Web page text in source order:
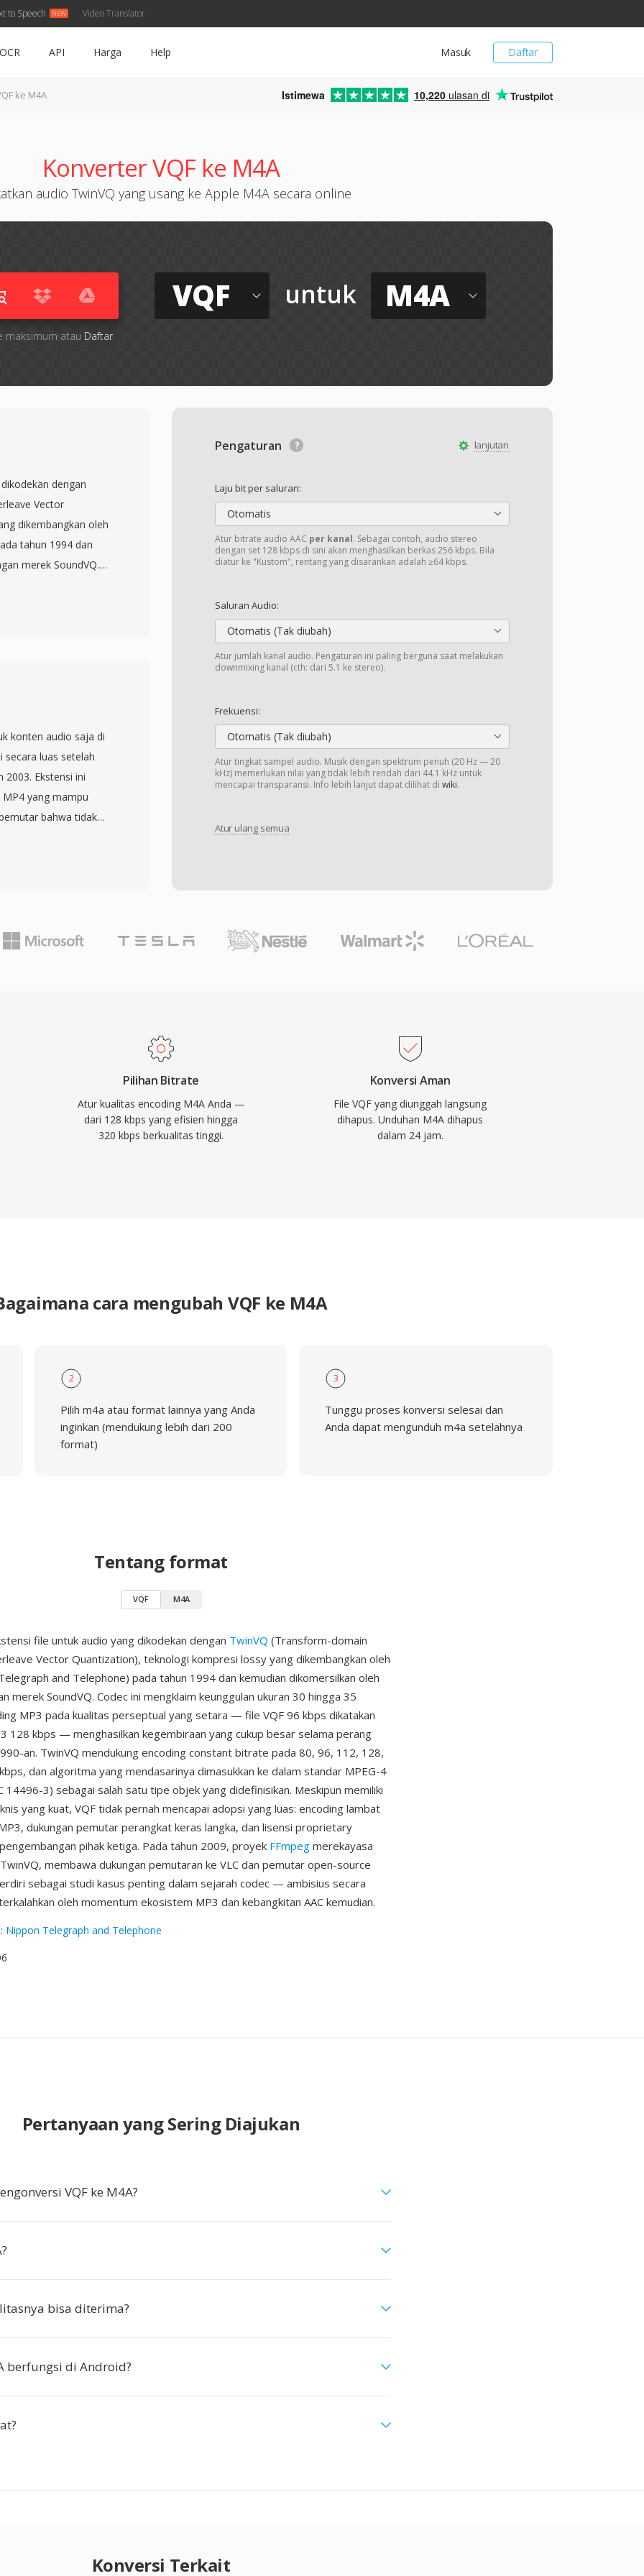
to Speech Video Translator
Daftar
Masuk
OCR API Harga Help
ke M4A Istimewa 10,220 ulasan di
Konverter VQF ke M4A
audio TwinVQ yang usang ke Apple M4A secara online
maksimum atau Daftar
VQF untuk M4A
lanjutan
Pengaturan
Laju bit per saluran:
Otomatis
Atur bitrate audio AAC per kanal. Sebagai contoh, audio stereo
dengan set 128 kbps di sini akan menghasilkan berkas 256 kbps. Bila
diatur ke "Kustom", rentang yang disarankan adalah ≥64 kbps.
Saluran Audio:
Otomatis (Tak diubah)
Atur jumlah kanal audio. Pengaturan ini paling berguna saat melakukan
downmixing kanal (cth: dari 5.1 ke stereo).
Frekuensi:
Otomatis (Tak diubah)
Atur tingkat sampel audio. Musik dengan spektrum penuh (20 Hz — 20
kHz) memerlukan nilai yang tidak lebih rendah dari 44.1 kHz untuk
mencapai transparansi. Info lebih lanjut dapat dilihat di wiki.
Atur ulang semua
dengan
Vector
dikembangkan oleh
tahun 1994 dan
merek SoundVQ.
hingga 35 persen
(ISO/IEC 14496-3)
pernah mencapai
MP3, dukungan
proprietary
tahun 2009,
membawa
source lainnya.
konten audio saja di
secara luas setelah
2003. Ekstensi ini
yang mampu
bahwa tidak
M4A paling umum
yang lebih
yang
dukungan pihak
dan sebagian besar
nyata yang
yang superior
kaya melalui struktur
mode ganda
Pilihan Bitrate
Atur kualitas encoding M4A Anda —
dari 128 kbps yang efisien hingga
320 kbps berkualitas tinggi.
Konversi Aman
File VQF yang diunggah langsung
dihapus. Unduhan M4A dihapus
dalam 24 jam.
cara mengubah VQF ke M4A
2
Pilih m4a atau format lainnya yang Anda
inginkan (mendukung lebih dari 200
format)
3
Tunggu proses konversi selesai dan
Anda dapat mengunduh m4a setelahnya
Tentang format
VQF M4A
file untuk audio yang dikodekan dengan TwinVQ (Transform-domain
Vector Quantization), teknologi kompresi lossy yang dikembangkan oleh
and Telephone) pada tahun 1994 dan kemudian dikomersilkan oleh
merek SoundVQ. Codec ini mengklaim keunggulan ukuran 30 hingga 35
MP3 pada kualitas perseptual yang setara — file VQF 96 kbps dikatakan
128 kbps — menghasilkan kegembiraan yang cukup besar selama perang
an. TwinVQ mendukung encoding constant bitrate pada 80, 96, 112, 128,
dan algoritma yang mendasarinya dimasukkan ke dalam standar MPEG-4
14496-3) sebagai salah satu tipe objek yang didefinisikan. Meskipun memiliki
yang kuat, VQF tidak pernah mencapai adopsi yang luas: encoding lambat
dukungan pemutar perangkat keras langka, dan lisensi proprietary
pihak ketiga. Pada tahun 2009, proyek FFmpeg merekayasa
membawa dukungan pemutaran ke VLC dan pemutar open-source
sebagai studi kasus penting dalam sejarah codec — ambisius secara
oleh momentum ekosistem MP3 dan kebangkitan AAC kemudian.
: Nippon Telegraph and Telephone
Pertanyaan yang Sering Diajukan
VQF ke M4A?
bisa diterima?
berfungsi di Android?
Konversi Terkait